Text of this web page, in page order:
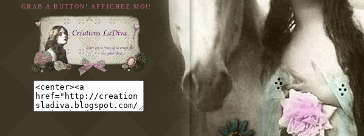
GRAB A BUTTON! AFFICHEZ-MOI!